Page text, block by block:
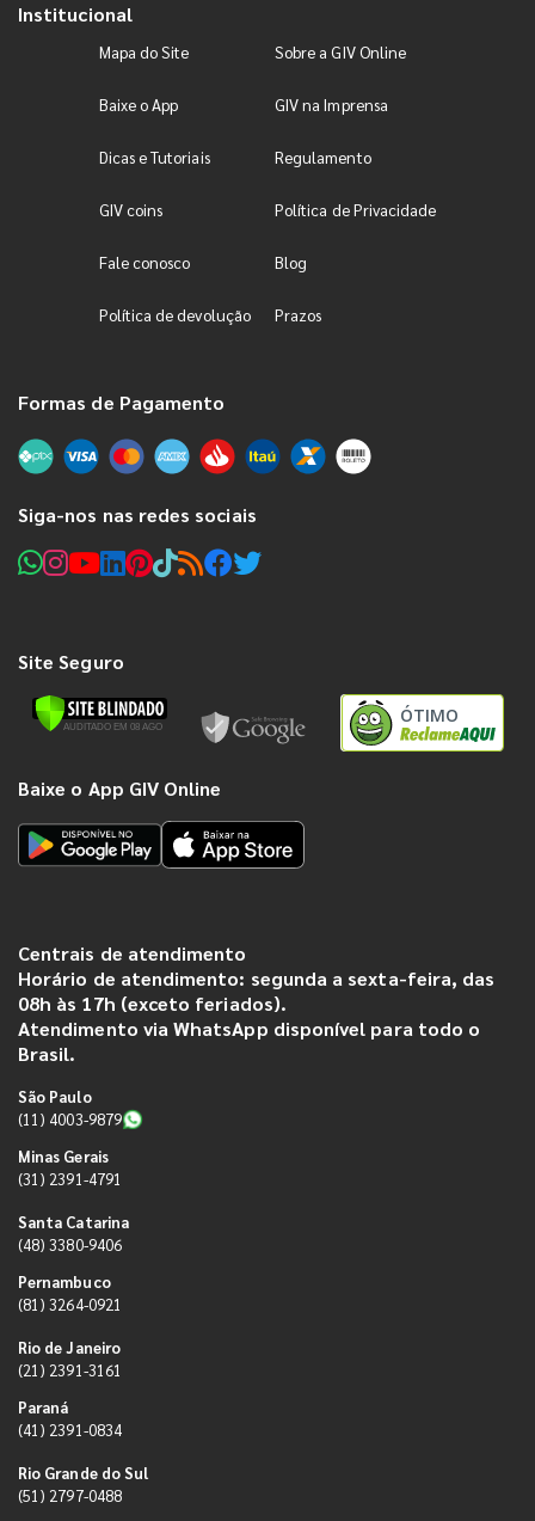
Institucional
Mapa do Site Sobre a GIV Online
Baixe o App GIV na Imprensa
Dicas e Tutoriais Regulamento
GIV coins Política de Privacidade
Fale conosco Blog
Política de devolução Prazos
Formas de Pagamento
Siga-nos nas redes sociais
Site Seguro
ÓTIMO
Baixe o App GIV Online
Centrais de atendimento
Horário de atendimento: segunda a sexta-feira, das
08h às 17h (exceto feriados).
Atendimento via WhatsApp disponível para todo o
Brasil.
São Paulo
(11) 4003-9879
Minas Gerais
(31) 2391-4791
Santa Catarina
(48) 3380-9406
Pernambuco
(81) 3264-0921
Rio de Janeiro
(21) 2391-3161
Paraná
(41) 2391-0834
Rio Grande do Sul
(51) 2797-0488